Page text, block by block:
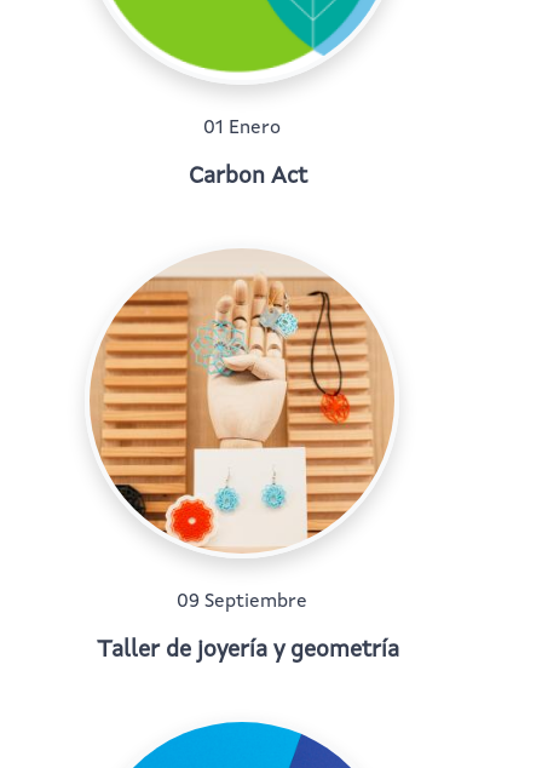
01 Enero
Carbon Act
09 Septiembre
Taller de joyería y geometría